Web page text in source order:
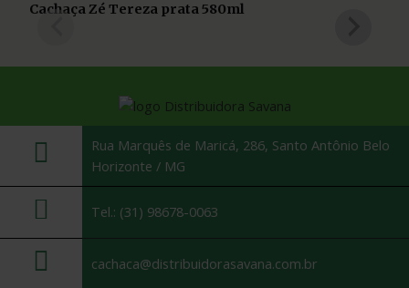
Cachaça Zé Tereza prata 580ml
Rua Marquês de Maricá, 286, Santo Antônio Belo
Horizonte / MG
Tel.: (31) 98678-0063
cachaca@distribuidorasavana.com.br